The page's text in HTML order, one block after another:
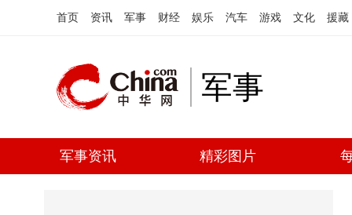
首页 资讯 军事 财经 娱乐 汽车 游戏 文化 援藏
军事
军事资讯 精彩图片